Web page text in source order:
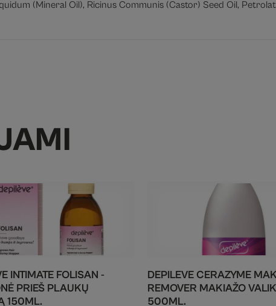
(Mineral Oil), Ricinus Communis (Castor) Seed Oil,
INTIMATE FOLISAN -
PRIEŠ PLAUKŲ
150ML.
DEPILEVE CERAZYME
REMOVER MAKIAŽO
500ML.